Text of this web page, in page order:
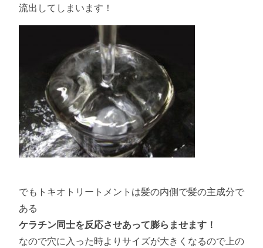
流出してしまいます！
でもトキオトリートメントは髪の内側で髪の主成分で
ある
ケラチン同士を反応させあって膨らませます！
なので穴に入った時よりサイズが大きくなるので上の